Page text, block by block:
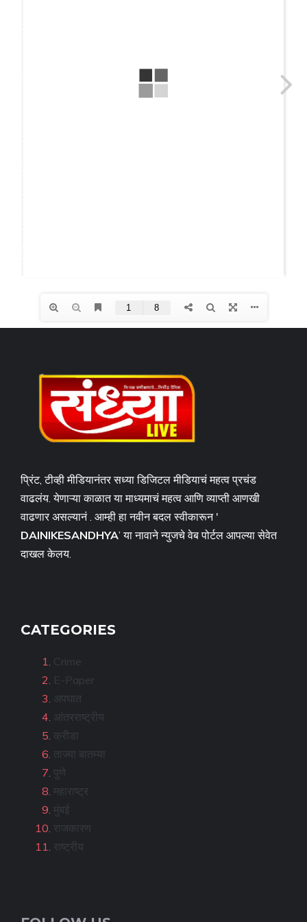
प्रिंट, टीव्ही मीडियानंतर सध्या डिजिटल मीडियाचं महत्व प्रचंड
वाढलंय. येणाऱ्या काळात या माध्यमाचं महत्व आणि व्याप्ती आणखी
वाढणार असल्यानं . आम्ही हा नवीन बदल स्वीकारून '
DAINIKESANDHYA’ या नावाने न्युजचे वेब पोर्टल आपल्या सेवेत
दाखल केलय.
CATEGORIES
Crime
E-Paper
अपघात
आंतरराष्ट्रीय
क्रीडा
ताज्या बातम्या
पुणे
महाराष्ट्र
मुंबई
राजकारण
राष्ट्रीय